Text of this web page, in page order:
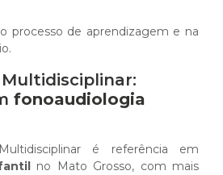
processo de aprendizagem e na
fonoaudiologia
é referência em
no Mato Grosso, com mais